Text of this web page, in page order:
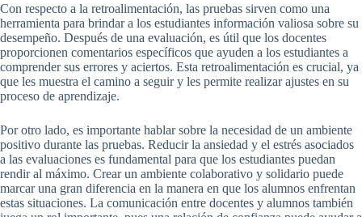
Con respecto a la retroalimentación, las pruebas sirven como una
herramienta para brindar a los estudiantes información valiosa sobre su
desempeño. Después de una evaluación, es útil que los docentes
proporcionen comentarios específicos que ayuden a los estudiantes a
comprender sus errores y aciertos. Esta retroalimentación es crucial, ya
que les muestra el camino a seguir y les permite realizar ajustes en su
proceso de aprendizaje.
Por otro lado, es importante hablar sobre la necesidad de un ambiente
positivo durante las pruebas. Reducir la ansiedad y el estrés asociados
a las evaluaciones es fundamental para que los estudiantes puedan
rendir al máximo. Crear un ambiente colaborativo y solidario puede
marcar una gran diferencia en la manera en que los alumnos enfrentan
estas situaciones. La comunicación entre docentes y alumnos también